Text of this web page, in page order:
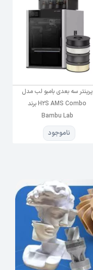
پرینتر سه بعدی بامبو لب مدل
H2S AMS Combo برند
Bambu Lab
ناموجود